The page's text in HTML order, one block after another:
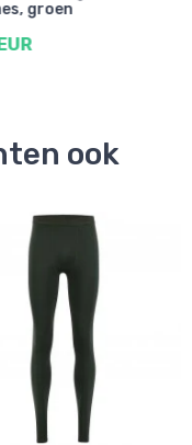
groen
ook